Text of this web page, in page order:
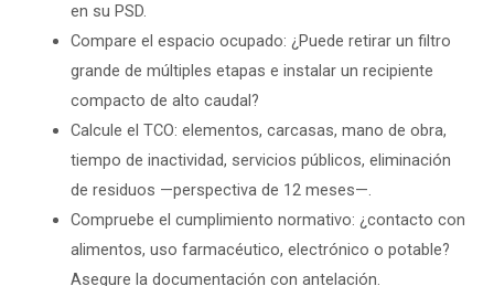
en su PSD.
Compare el espacio ocupado: ¿Puede retirar un filtro
grande de múltiples etapas e instalar un recipiente
compacto de alto caudal?
Calcule el TCO: elementos, carcasas, mano de obra,
tiempo de inactividad, servicios públicos, eliminación
de residuos —perspectiva de 12 meses—.
Compruebe el cumplimiento normativo: ¿contacto con
alimentos, uso farmacéutico, electrónico o potable?
Asegure la documentación con antelación.